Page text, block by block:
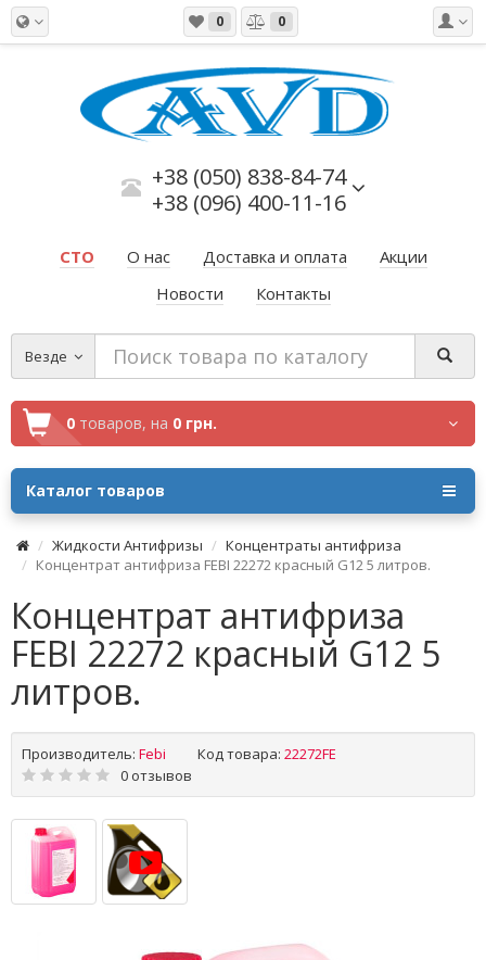
0 0
+38 (050) 838-84-74
+38 (096) 400-11-16
СТО О нас Доставка и оплата
Акции
Новости
Контакты
Везде
0 товаров, на 0 грн.
Каталог товаров
Жидкости Антифризы
Концентраты антифриза
Концентрат антифриза FEBI 22272 красный G12 5 литров.
Концентрат антифриза
FEBI 22272 красный G12 5
литров.
Производитель: Febi Код товара: 22272FE
0 отзывов